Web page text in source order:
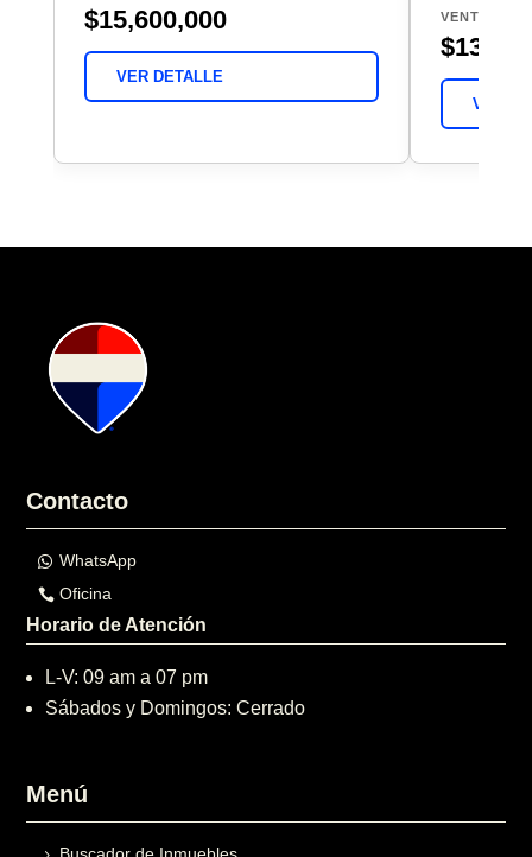
$15,600,000
VER DETALLE
VENTA
VER
Contacto
WhatsApp
Oficina
Horario de Atención
L-V: 09 am a 07 pm
Sábados y Domingos: Cerrado
Menú